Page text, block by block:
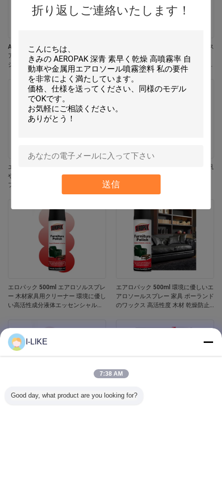
折り返しご連絡いたします！
送信
Aeropak 330ml エコフレンドリー エ
アロソール ローズ 香り エアフレッ
シャー スプレー 家と車の室内使用
Aeropak 330ml エアロソール ジャス
ミン香り 効果的臭いを消す 耐久性
エコフレンドリー ペット用 子供用
空気フレッシャー
エロパック 330ml エアロゾール 鮮
やかなジャスミン フレグランス エア
フレッシャー スプレー
エアロパック 500ml 環境に優しい汎
用キッチンオーブン 炊飯器 多面性
残留物なし 迅速乾燥クリーニングス
プレー
エロパック 500ml エアロソルスプレ
ー 木材家具用クリーナー 環境に優し
い高活性成分液体エッセンシャルオ
エアロパック 500ml 環境に優しいエ
アロソールスプレー 家具 ポーランド
のワックス 高活性度 木材 乾燥防止
I-LIKE
7:38 AM
Good day, what product are you looking for?